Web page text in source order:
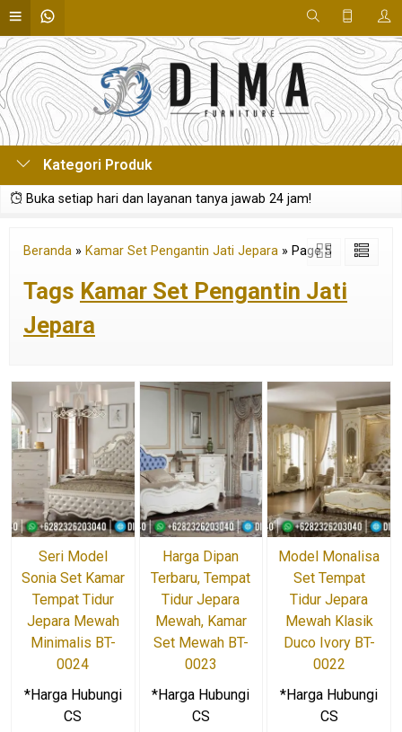
Kategori Produk
Buka setiap hari dan layanan tanya jawab 24 jam!
Beranda » Kamar Set Pengantin Jati Jepara » Page 5
Tags Kamar Set Pengantin Jati
Jepara
Seri Model
Sonia Set Kamar
Tempat Tidur
Jepara Mewah
Minimalis BT-
0024
*Harga Hubungi
CS
Harga Dipan
Terbaru, Tempat
Tidur Jepara
Mewah, Kamar
Set Mewah BT-
0023
*Harga Hubungi
CS
Model Monalisa
Set Tempat
Tidur Jepara
Mewah Klasik
Duco Ivory BT-
0022
*Harga Hubungi
CS